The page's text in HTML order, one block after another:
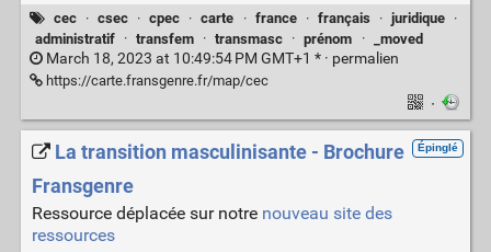
cec · csec · cpec · carte · france · français · juridique ·
administratif
· transfem · transmasc · prénom · _moved
March 18, 2023 at 10:49:54 PM GMT+1 * · permalien
https://carte.fransgenre.fr/map/cec
·
Épinglé
La transition masculinisante - Brochure
Fransgenre
Ressource déplacée sur notre nouveau site des
ressources